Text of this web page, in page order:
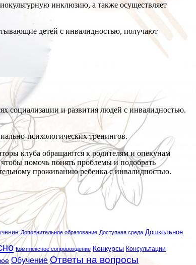
инклюзию, а также осуществляет
детей с инвалидностью, получают
социализации и развития людей с инвалидностью.
психологических тренингов.
клуба обращаются к родителям и опекунам
помочь понять проблемы и подобрать
проживанию ребенка с инвалидностью.
Дополнительное образование Доступная среда Дошкольное
Комплексное сопровождение Конкурсы Консультации
Обучение Ответы на вопросы